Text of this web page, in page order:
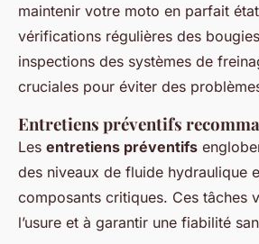
maintenir votre moto en parfait
vérifications régulières des
inspections des systèmes de
cruciales pour éviter des
Entretiens préventifs
Les entretiens préventifs
des niveaux de fluide hydraulique
composants critiques. Ces tâches
l’usure et à garantir une fiabilité